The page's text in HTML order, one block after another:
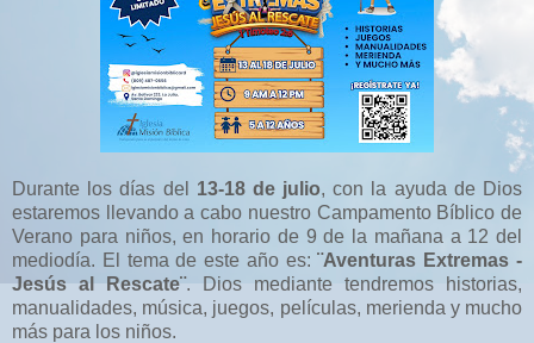
Durante los días del 13-18 de julio, con la ayuda de Dios
estaremos llevando a cabo nuestro Campamento Bíblico de
Verano para niños, en horario de 9 de la mañana a 12 del
mediodía. El tema de este año es:¨Aventuras Extremas -
Jesús al Rescate¨. Dios mediante tendremos historias,
manualidades, música, juegos, películas, merienda y mucho
más para los niños.